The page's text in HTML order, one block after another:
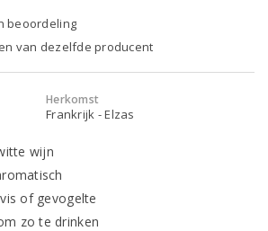
beoordeling
van dezelfde producent
Herkomst
Frankrijk - Elzas
wijn
of gevogelte
zo te drinken